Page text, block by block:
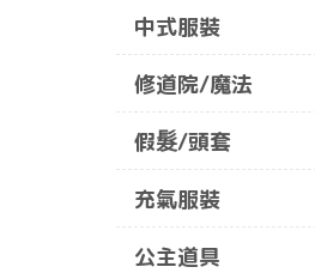
中式服裝
修道院/魔法
假髮/頭套
充氣服裝
公主道具